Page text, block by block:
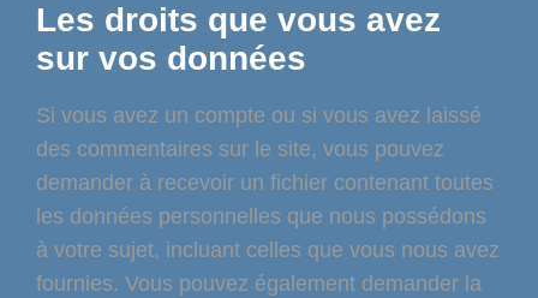
Les droits que vous avez
sur vos données
Si vous avez un compte ou si vous avez laissé
des commentaires sur le site, vous pouvez
demander à recevoir un fichier contenant toutes
les données personnelles que nous possédons
à votre sujet, incluant celles que vous nous avez
fournies. Vous pouvez également demander la